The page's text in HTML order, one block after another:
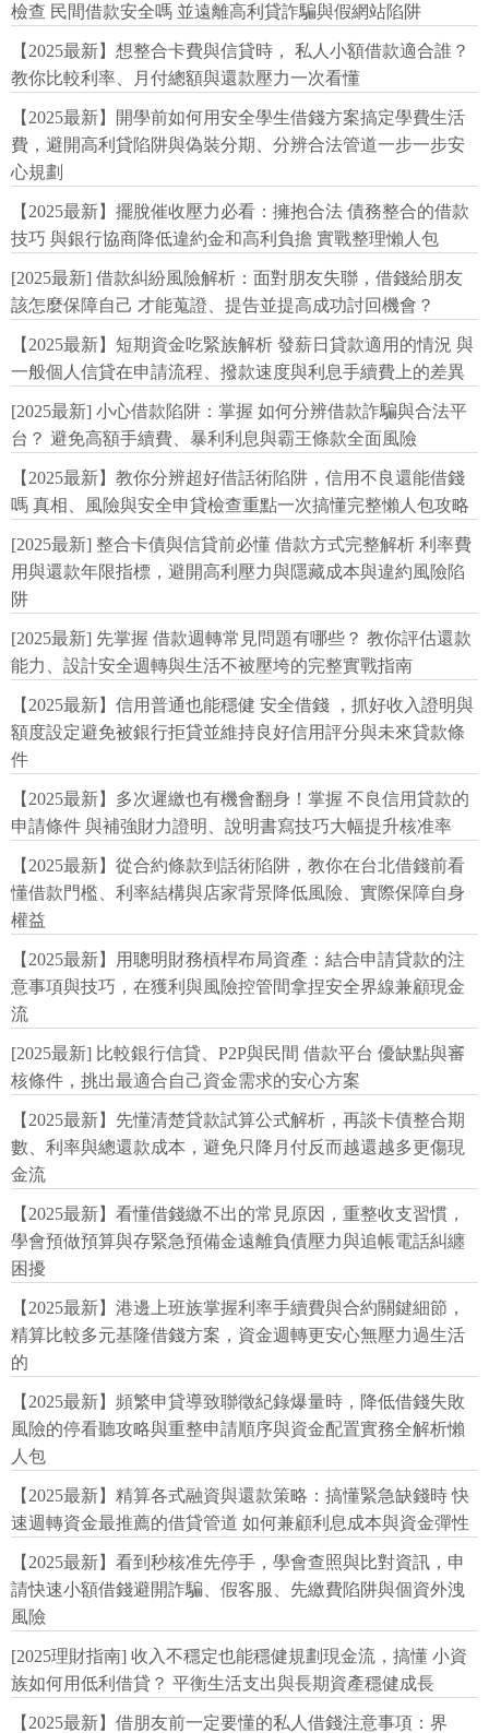
檢查 民間借款安全嗎 並遠離高利貸詐騙與假網站陷阱
【2025最新】想整合卡費與信貸時， 私人小額借款適合誰？
教你比較利率、月付總額與還款壓力一次看懂
【2025最新】開學前如何用安全學生借錢方案搞定學費生活
費，避開高利貸陷阱與偽裝分期、分辨合法管道一步一步安
心規劃
【2025最新】擺脫催收壓力必看：擁抱合法 債務整合的借款
技巧 與銀行協商降低違約金和高利負擔 實戰整理懶人包
[2025最新] 借款糾紛風險解析：面對朋友失聯，借錢給朋友
該怎麼保障自己 才能蒐證、提告並提高成功討回機會？
【2025最新】短期資金吃緊族解析 發薪日貸款適用的情況 與
一般個人信貸在申請流程、撥款速度與利息手續費上的差異
[2025最新] 小心借款陷阱：掌握 如何分辨借款詐騙與合法平
台？ 避免高額手續費、暴利利息與霸王條款全面風險
【2025最新】教你分辨超好借話術陷阱，信用不良還能借錢
嗎 真相、風險與安全申貸檢查重點一次搞懂完整懶人包攻略
[2025最新] 整合卡債與信貸前必懂 借款方式完整解析 利率費
用與還款年限指標，避開高利壓力與隱藏成本與違約風險陷
阱
[2025最新] 先掌握 借款週轉常見問題有哪些？ 教你評估還款
能力、設計安全週轉與生活不被壓垮的完整實戰指南
【2025最新】信用普通也能穩健 安全借錢 ，抓好收入證明與
額度設定避免被銀行拒貸並維持良好信用評分與未來貸款條
件
【2025最新】多次遲繳也有機會翻身！掌握 不良信用貸款的
申請條件 與補強財力證明、說明書寫技巧大幅提升核准率
【2025最新】從合約條款到話術陷阱，教你在台北借錢前看
懂借款門檻、利率結構與店家背景降低風險、實際保障自身
權益
【2025最新】用聰明財務槓桿布局資產：結合申請貸款的注
意事項與技巧，在獲利與風險控管間拿捏安全界線兼顧現金
流
[2025最新] 比較銀行信貸、P2P與民間 借款平台 優缺點與審
核條件，挑出最適合自己資金需求的安心方案
【2025最新】先懂清楚貸款試算公式解析，再談卡債整合期
數、利率與總還款成本，避免只降月付反而越還越多更傷現
金流
【2025最新】看懂借錢繳不出的常見原因，重整收支習慣，
學會預做預算與存緊急預備金遠離負債壓力與追帳電話糾纏
困擾
【2025最新】港邊上班族掌握利率手續費與合約關鍵細節，
精算比較多元基隆借錢方案，資金週轉更安心無壓力過生活
的
【2025最新】頻繁申貸導致聯徵紀錄爆量時，降低借錢失敗
風險的停看聽攻略與重整申請順序與資金配置實務全解析懶
人包
【2025最新】精算各式融資與還款策略：搞懂緊急缺錢時 快
速週轉資金最推薦的借貸管道 如何兼顧利息成本與資金彈性
【2025最新】看到秒核准先停手，學會查照與比對資訊，申
請快速小額借錢避開詐騙、假客服、先繳費陷阱與個資外洩
風險
[2025理財指南] 收入不穩定也能穩健規劃現金流，搞懂 小資
族如何用低利借貸？ 平衡生活支出與長期資產穩健成長
【2025最新】借朋友前一定要懂的私人借錢注意事項：界